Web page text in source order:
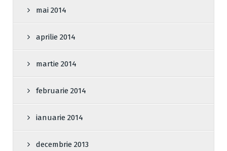
mai 2014
aprilie 2014
martie 2014
februarie 2014
ianuarie 2014
decembrie 2013